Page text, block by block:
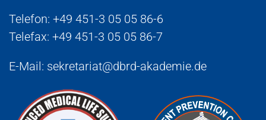
Telefon: +49 451-3 05 05 86-6
Telefax: +49 451-3 05 05 86-7
E-Mail: sekretariat@dbrd-akademie.de